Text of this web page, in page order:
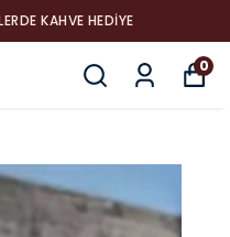
KAHVE HEDIYE
0